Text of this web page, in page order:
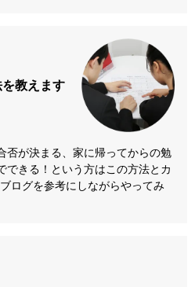
を教えます
否が決まる、家に帰ってからの勉
できる！という方はこの方法とカ
ログを参考にしながらやってみ